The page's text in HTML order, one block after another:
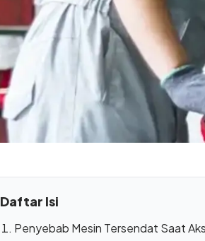
Daftar Isi
Penyebab Mesin Tersendat Saat